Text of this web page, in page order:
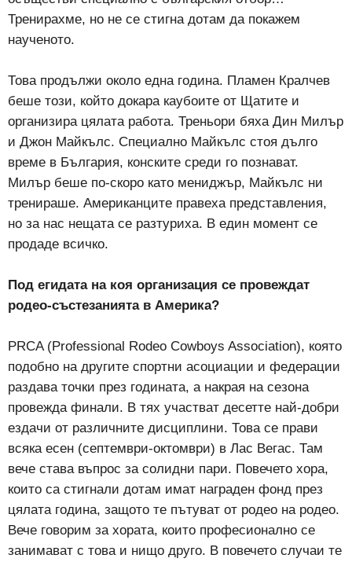
Тренирахме, но не се стигна дотам да покажем
наученото.
Това продължи около една година. Пламен Кралчев
беше този, който докара каубоите от Щатите и
организира цялата работа. Треньори бяха Дин Милър
и Джон Майкълс. Специално Майкълс стоя дълго
време в България, конските среди го познават.
Милър беше по-скоро като мениджър, Майкълс ни
тренираше. Американците правеха представления,
но за нас нещата се разтуриха. В един момент се
продаде всичко.
Под егидата на коя организация се провеждат
родео-състезанията в Америка?
PRCA (Professional Rodeo Cowboys Association), която
подобно на другите спортни асоциации и федерации
раздава точки през годината, а накрая на сезона
провежда финали. В тях участват десетте най-добри
ездачи от различните дисциплини. Това се прави
всяка есен (септември-октомври) в Лас Вегас. Там
вече става въпрос за солидни пари. Повечето хора,
които са стигнали дотам имат награден фонд през
цялата година, защото те пътуват от родео на родео.
Вече говорим за хората, които професионално се
занимават с това и нищо друго. В повечето случаи те